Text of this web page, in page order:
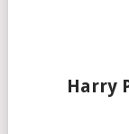
Harry